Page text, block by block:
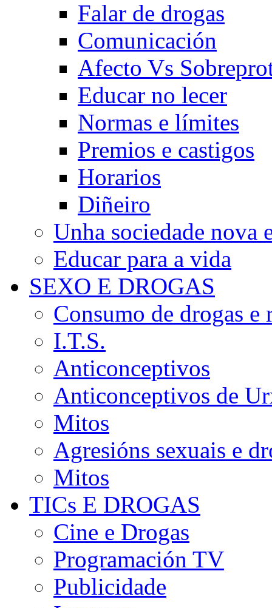
Falar de drogas
Comunicación
Afecto Vs
Educar no lecer
Normas e límites
Premios e castigos
Horarios
Diñeiro
Unha sociedade nova
Educar para a vida
SEXO E DROGAS
Consumo de drogas e
I.T.S.
Anticonceptivos
Anticonceptivos de
Mitos
Agresións sexuais e
Mitos
TICs E DROGAS
Cine e Drogas
Programación TV
Publicidade